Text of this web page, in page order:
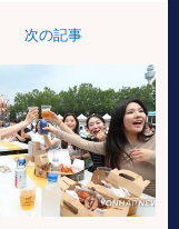
次の記事